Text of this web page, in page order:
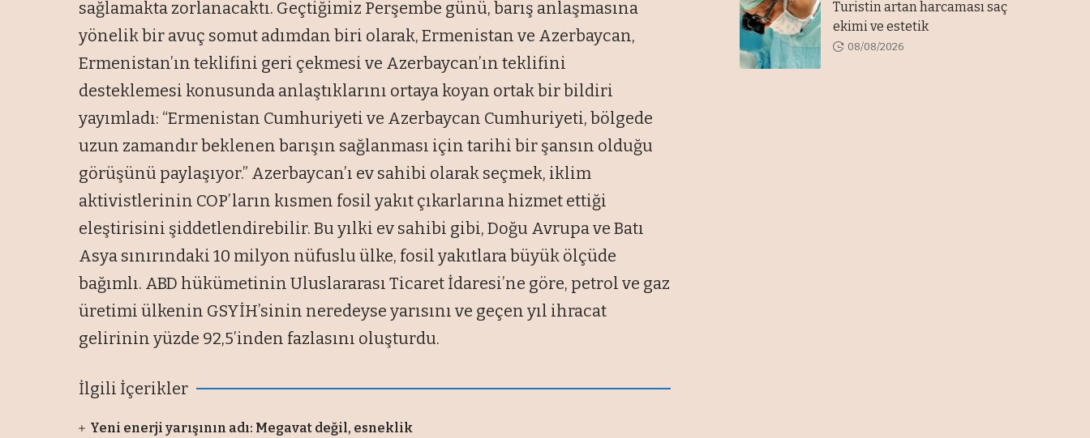
sağlamakta zorlanacaktı. Geçtiğimiz Perşembe günü, barış anlaşmasına
yönelik bir avuç somut adımdan biri olarak, Ermenistan ve Azerbaycan,
Ermenistan’ın teklifini geri çekmesi ve Azerbaycan’ın teklifini
desteklemesi konusunda anlaştıklarını ortaya koyan ortak bir bildiri
yayımladı: “Ermenistan Cumhuriyeti ve Azerbaycan Cumhuriyeti, bölgede
uzun zamandır beklenen barışın sağlanması için tarihi bir şansın olduğu
görüşünü paylaşıyor.” Azerbaycan’ı ev sahibi olarak seçmek, iklim
aktivistlerinin COP’ların kısmen fosil yakıt çıkarlarına hizmet ettiği
eleştirisini şiddetlendirebilir. Bu yılki ev sahibi gibi, Doğu Avrupa ve Batı
Asya sınırındaki 10 milyon nüfuslu ülke, fosil yakıtlara büyük ölçüde
bağımlı. ABD hükümetinin Uluslararası Ticaret İdaresi’ne göre, petrol ve gaz
üretimi ülkenin GSYİH’sinin neredeyse yarısını ve geçen yıl ihracat
gelirinin yüzde 92,5’inden fazlasını oluşturdu.
İlgili İçerikler
Yeni enerji yarışının adı: Megavat değil, esneklik
Turistin artan harcaması saç
ekimi ve estetik
08/08/2026